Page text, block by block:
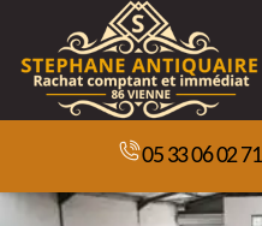
05 33 06 02 71